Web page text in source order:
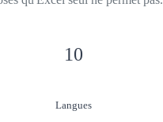
10
Langues